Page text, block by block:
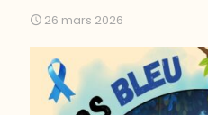
26 mars 2026